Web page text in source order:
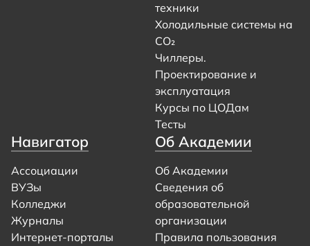
техники
Холодильные системы на
CO₂
Чиллеры.
Проектирование и
эксплуатация
Курсы по ЦОДам
Тесты
Навигатор
Ассоциации
ВУЗы
Колледжи
Журналы
Интернет-порталы
Об Академии
Об Академии
Сведения об
образовательной
организации
Правила пользования